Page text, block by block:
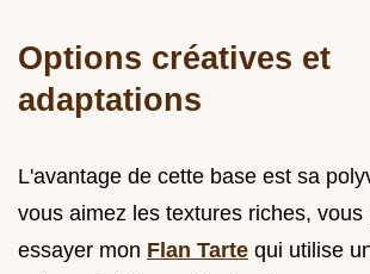
Options créatives et
adaptations
L'avantage de cette base est sa
vous aimez les textures riches, vous
essayer mon Flan Tarte qui utilise